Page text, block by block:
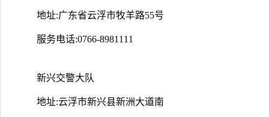
地址:广东省云浮市牧羊路55号
服务电话:0766-8981111
新兴交警大队
地址:云浮市新兴县新洲大道南